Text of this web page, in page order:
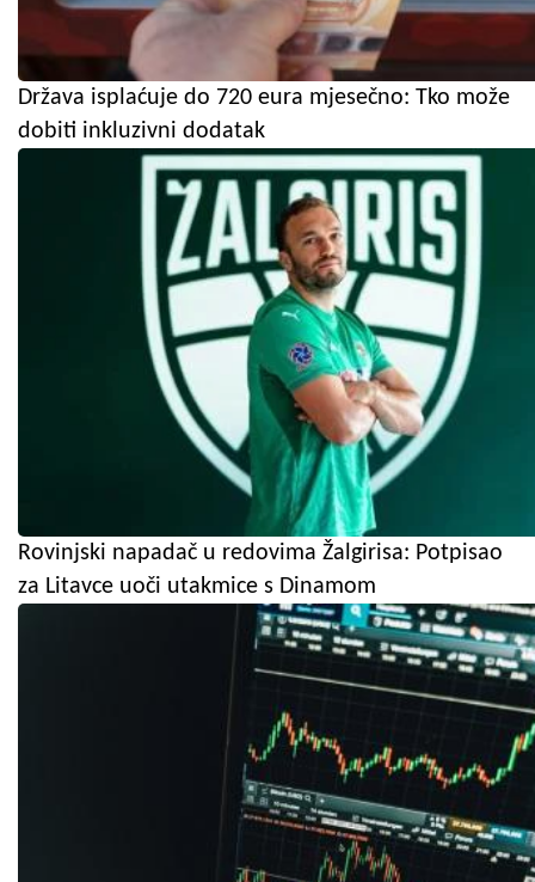
Država isplaćuje do 720 eura mjesečno: Tko može
dobiti inkluzivni dodatak
Rovinjski napadač u redovima Žalgirisa: Potpisao
za Litavce uoči utakmice s Dinamom